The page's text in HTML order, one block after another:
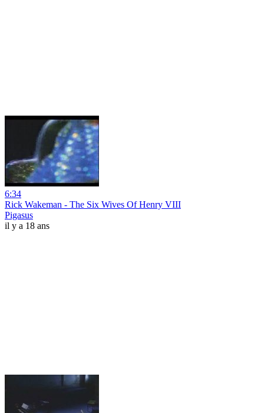
6:34
Rick Wakeman - The Six Wives Of Henry VIII
Pigasus
il y a 18 ans